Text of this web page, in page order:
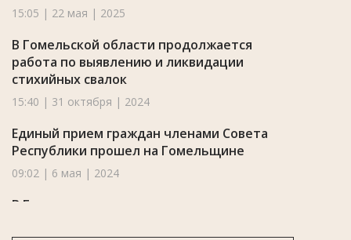
15:05 | 22 мая | 2025
В Гомельской области продолжается
работа по выявлению и ликвидации
стихийных свалок
15:40 | 31 октября | 2024
Единый прием граждан членами Совета
Республики прошел на Гомельщине
09:02 | 6 мая | 2024
В Гомель привезут сразу три святыни –